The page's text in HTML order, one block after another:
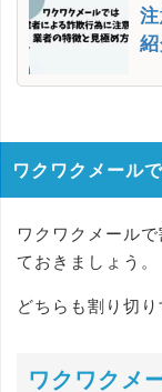
ワクワクメール
ワクワクメール
ておきましょう。
どちらも割り切
ワクワクメ